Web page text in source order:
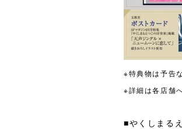
※特典物は予告
※詳細は各店舗
■やくしまる